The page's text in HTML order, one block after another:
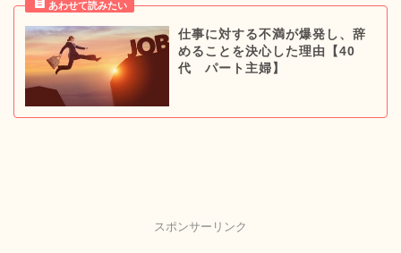
仕事に対する不満が爆発し、辞
めることを決心した理由【40
代 パート主婦】
スポンサーリンク